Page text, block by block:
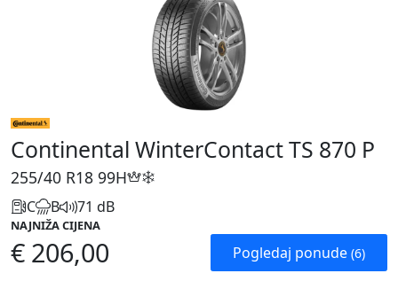
Continental WinterContact TS 870 P
255/40 R18 99H
C B 71 dB
NAJNIŽA CIJENA
€ 206,00 Pogledaj ponude (6)